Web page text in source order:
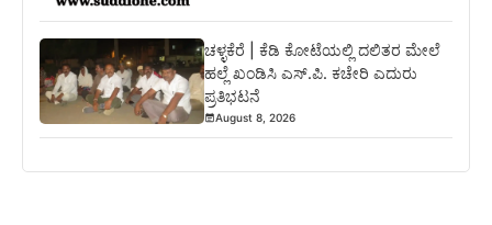
ಚಳ್ಳಕೆರೆ | ಕೆಡಿ ಕೋಟೆಯಲ್ಲಿ ದಲಿತರ ಮೇಲೆ
ಹಲ್ಲೆ ಖಂಡಿಸಿ ಎಸ್.ಪಿ. ಕಚೇರಿ ಎದುರು
ಪ್ರತಿಭಟನೆ
August 8, 2026